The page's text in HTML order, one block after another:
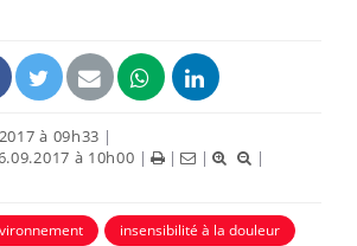
à 09h33 |
à 10h00 | | |
|
insensibilité à la douleur